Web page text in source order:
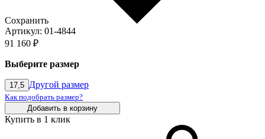
Сохранить
Артикул: 01-4844
91 160 ₽
Выберите размер
17,5 Другой размер
Как подобрать размер?
Добавить в корзину
Купить в 1 клик